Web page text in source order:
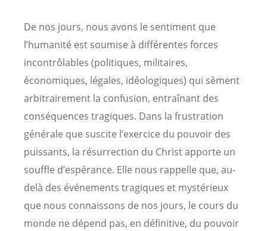
De nos jours, nous avons le sentiment que
l’humanité est soumise à différentes forces
incontrôlables (politiques, militaires,
économiques, légales, idéologiques) qui sèment
arbitrairement la confusion, entraînant des
conséquences tragiques. Dans la frustration
générale que suscite l’exercice du pouvoir des
puissants, la résurrection du Christ apporte un
souffle d’espérance. Elle nous rappelle que, au-
delà des événements tragiques et mystérieux
que nous connaissons de nos jours, le cours du
monde ne dépend pas, en définitive, du pouvoir